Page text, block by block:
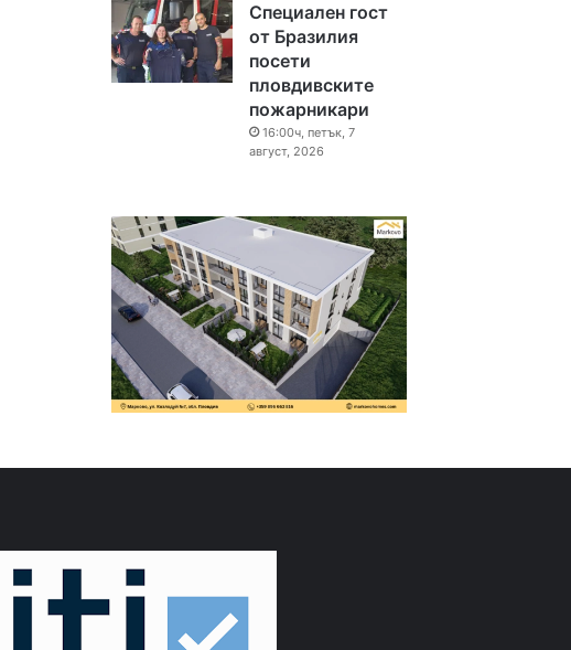
Специален гост
от Бразилия
посети
пловдивските
пожарникари
16:00ч, петък, 7
август, 2026